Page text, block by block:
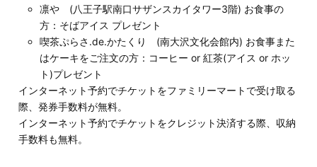
凛や (八王子駅南口サザンスカイタワー3階) お食事の
方：そばアイス プレゼント
喫茶ぷらさ.de.かたくり (南大沢文化会館内) お食事また
はケーキをご注文の方：コーヒー or 紅茶(アイス or ホッ
ト)プレゼント
インターネット予約でチケットをファミリーマートで受け取る
際、発券手数料が無料。
インターネット予約でチケットをクレジット決済する際、収納
手数料も無料。